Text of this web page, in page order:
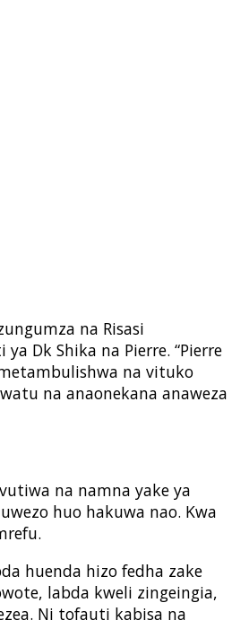
na Risasi
Dk Shika na Pierre. “Pierre
na vituko
na anaonekana anaweza
na namna yake ya
huo hakuwa nao. Kwa
huenda hizo fedha zake
labda kweli zingeingia,
Ni tofauti kabisa na